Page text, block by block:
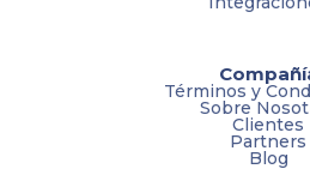
Términos y
Sobre
Clientes
Partners
Blog